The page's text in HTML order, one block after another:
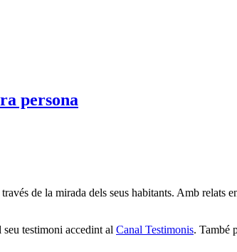
persona
de la mirada dels seus habitants. Amb relats
testimoni accedint al Canal Testimonis. També